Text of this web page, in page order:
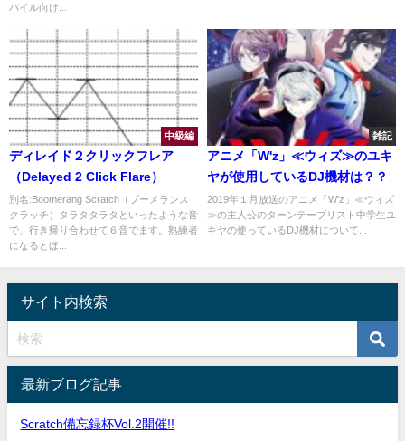
バイル向け...
中級編
ディレイド２クリックフレア
（Delayed 2 Click Flare）
別名:Boomerang Scratch（ブーメランス
クラッチ）タラタタラタといったような音
で、行き帰り合わせて６音でます。熟練者
になるとほ...
雑記
アニメ「W'z」≪ウィズ≫のユキ
ヤが使用しているDJ機材は？？
2019年１月放送のアニメ「W'z」≪ウィズ
≫の主人公のターンテーブリスト中学生ユ
キヤの使っているDJ機材について...
サイト内検索
最新ブログ記事
Scratch備忘録杯Vol.2開催!!